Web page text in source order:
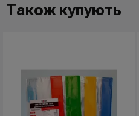
Також купують